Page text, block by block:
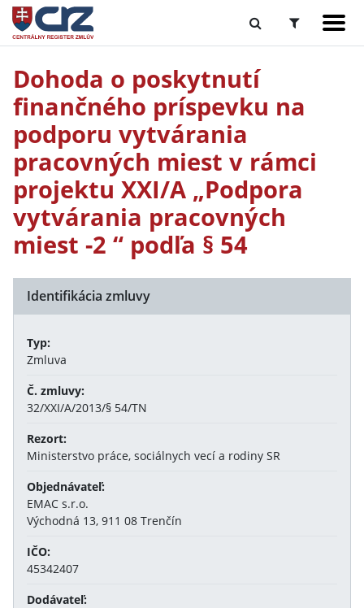
Dohoda o poskytnutí
finančného príspevku na
podporu vytvárania
pracovných miest v rámci
projektu XXI/A „Podpora
vytvárania pracovných
miest -2 “ podľa § 54
Identifikácia zmluvy
Typ:
Zmluva
Č. zmluvy:
32/XXI/A/2013/§ 54/TN
Rezort:
Ministerstvo práce, sociálnych vecí a rodiny SR
Objednávateľ:
EMAC s.r.o.
Východná 13, 911 08 Trenčín
IČO:
45342407
Dodávateľ: